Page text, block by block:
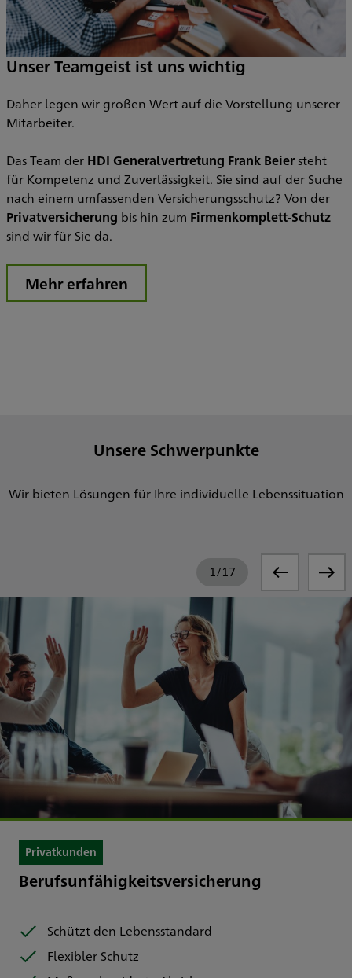
Unser Teamgeist ist uns wichtig
Daher legen wir großen Wert auf die Vorstellung unserer
Mitarbeiter.
Das Team der HDI Generalvertretung Frank Beiersteht
für Kompetenz und Zuverlässigkeit. Sie sind auf der Suche
nach einem umfassenden Versicherungsschutz? Von der
Privatversicherung bis hin zum Firmenkomplett-Schutz
sind wir für Sie da.
Mehr erfahren
Unsere Schwerpunkte
Wir bieten Lösungen für Ihre individuelle Lebenssituation
1/17
Privatkunden
Berufsunfähigkeitsversicherung
Schützt den Lebensstandard
Flexibler Schutz